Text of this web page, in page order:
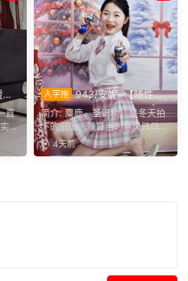
练
直
拍
人字拖 943/安妮~【随性悦
己】不必被季节左右穿搭，喜
欢没有时间界限，无论什么时
候，都可以穿上小裙子
简介: 麋鹿、圣诞树，是冬天拍
下的旧图。就算当时寒风阵阵，
也少不了学院风百褶裙...
4天前